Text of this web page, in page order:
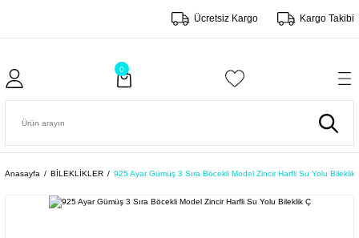
Ücretsiz Kargo Kargo Takibi
0
Anasayfa BİLEKLİKLER 925 Ayar Gümüş 3 Sıra Böcekli Model Zincir Harfli Su Yolu Bileklik